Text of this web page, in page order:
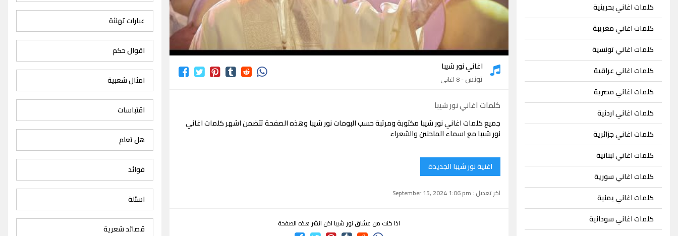
كلمات اغاني بحرينية
كلمات اغاني مغريبة
كلمات اغاني تونسية
كلمات اغاني عراقية
كلمات اغاني مصرية
كلمات اغاني اردنية
كلمات اغاني جزائرية
كلمات اغاني لبنانية
كلمات اغاني سورية
كلمات اغاني يمنية
كلمات اغاني سودانية
كلمات اغاني نور شيبا
اغاني نور شيبا
تونس- 8 اغاني
كلمات اغاني نور شيبا
جميع كلمات اغاني نور شيبا مكتوبة ومرتبة حسب البومات نور شيبا وهذه الصفحة تتضمن اشهر كلمات اغاني
نور شيبا مع اسماء الملحنين والشعراء
اغنية نور شيبا الجديدة
اخر تعديل : September 15, 2024 1:06 pm
اذا كنت من عشاق نور شيبا اذن انشر هذه الصفحة
عبارات تهنئة
اقوال حكم
امثال شعبية
اقتباسات
هل تعلم
فوائد
اسئلة
قصائد شعرية